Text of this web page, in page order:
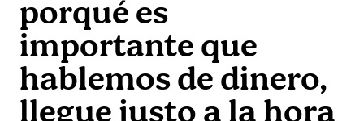
porqué es
importante que
hablemos de dinero,